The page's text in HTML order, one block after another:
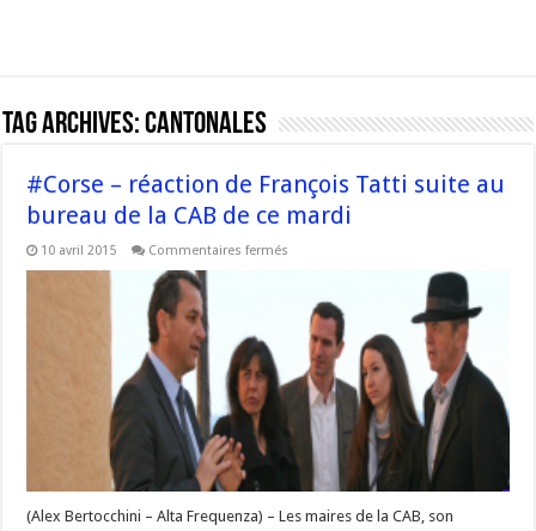
Tag Archives:cantonales
#Corse – réaction de François Tatti suite au
bureau de la CAB de ce mardi
10 avril 2015 Commentaires fermés
François
Tatti
suite
au
bureau
CAB
de
ce
mardi
(Alex Bertocchini – Alta Frequenza) – Les maires de la CAB, son